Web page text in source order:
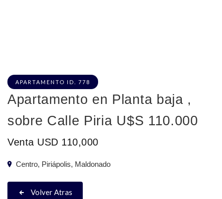
APARTAMENTO ID. 778
Apartamento en Planta baja ,
sobre Calle Piria U$S 110.000
Venta USD 110,000
Centro, Piriápolis, Maldonado
Volver Atras